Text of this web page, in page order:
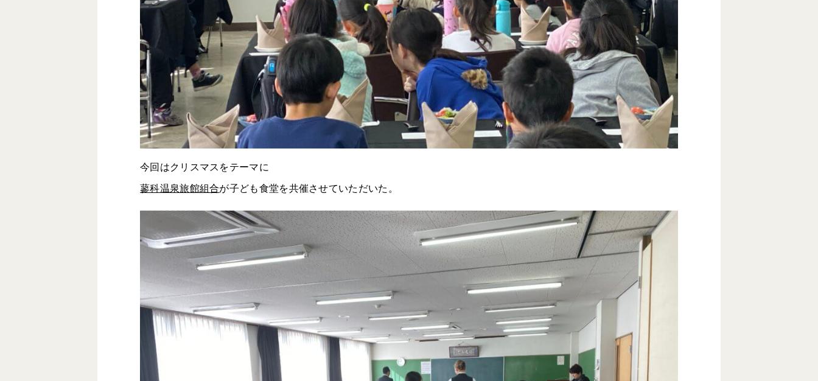
今回はクリスマスをテーマに
蓼科温泉旅館組合が子ども食堂を共催させていただいた。